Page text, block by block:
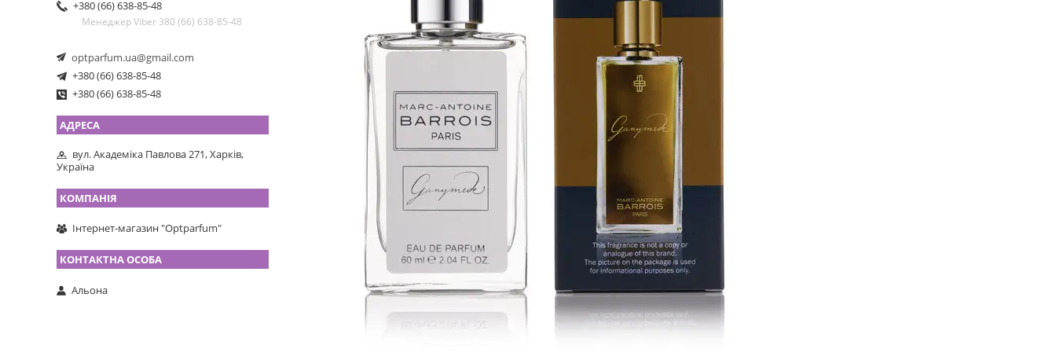
+380 (66) 638-85-48
Менеджер Viber 380 (66) 638-85-48
optparfum.ua@gmail.com
+380 (66) 638-85-48
+380 (66) 638-85-48
вул. Академіка Павлова 271, Харків,
Україна
Інтернет-магазин "Optparfum"
Альона